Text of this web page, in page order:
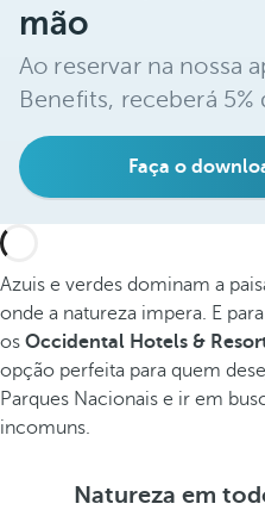
mão
Ao reservar na nossa
Benefits, receberá
Faça o
Azuis e verdes dominam a
onde a natureza impera. E
os Occidental Hotels &
opção perfeita para quem
Parques Nacionais e ir em
incomuns.
Natureza em